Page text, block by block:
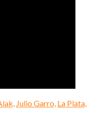
Julio Garro, La Plata,